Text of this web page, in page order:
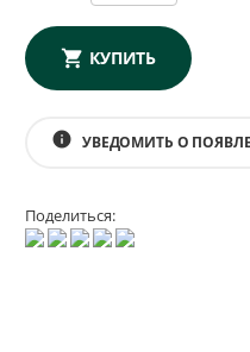
КУПИТЬ
info УВЕДОМИТЬ О
Поделиться: